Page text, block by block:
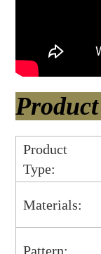
Product
Type:
Materials:
Pattern: